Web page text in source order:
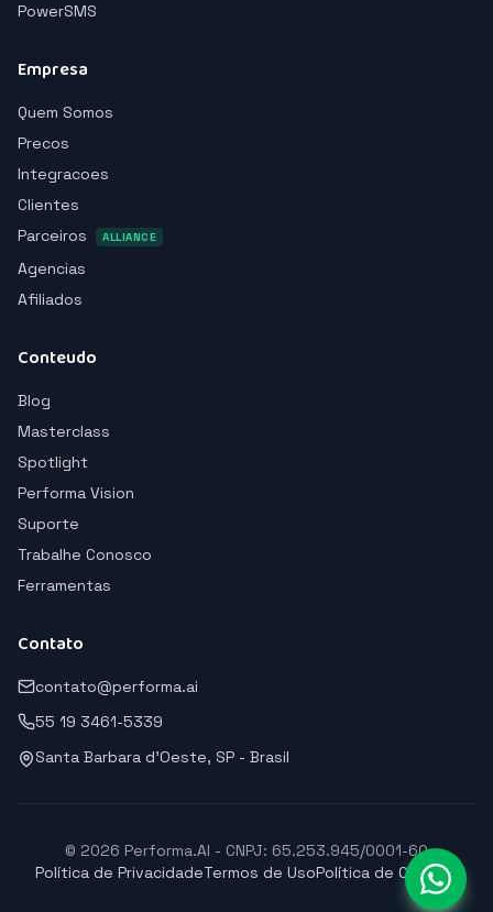
PowerSMS
Empresa
Quem Somos
Precos
Integracoes
Clientes
Parceiros
ALLIANCE
Agencias
Afiliados
Conteudo
Blog
Masterclass
Spotlight
Performa Vision
Suporte
Trabalhe Conosco
Ferramentas
Contato
contato@performa.ai
55 19 3461-5339
Santa Barbara d'Oeste, SP - Brasil
© 2026 Performa.AI - CNPJ: 65.253.945/0001-60
Política de PrivacidadeTermos de UsoPolítica de Cookies